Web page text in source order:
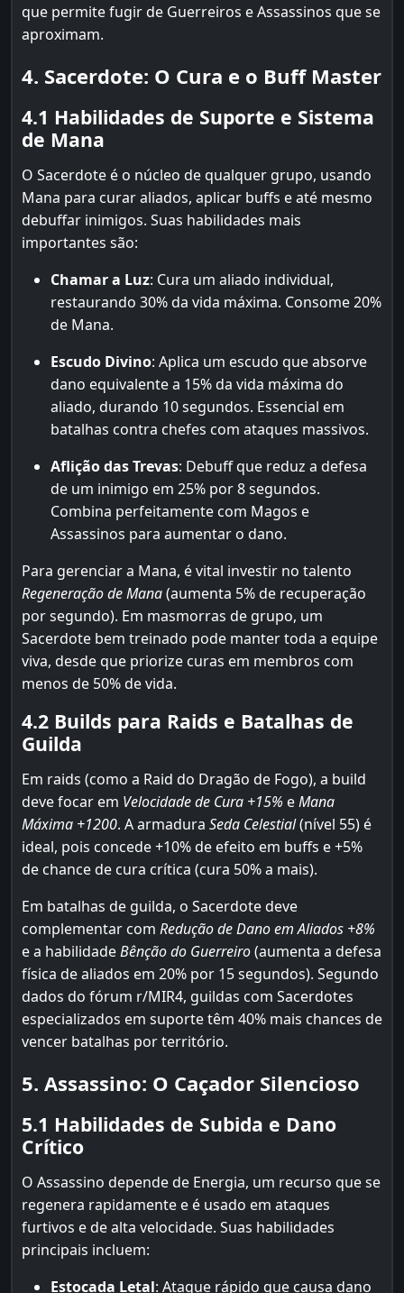
que permite fugir de Guerreiros e Assassinos que se
aproximam.
4. Sacerdote: O Cura e o Buff Master
4.1 Habilidades de Suporte e Sistema
de Mana
O Sacerdote é o núcleo de qualquer grupo, usando
Mana para curar aliados, aplicar buffs e até mesmo
debuffar inimigos. Suas habilidades mais
importantes são:
Chamar a Luz: Cura um aliado individual,
restaurando 30% da vida máxima. Consome 20%
de Mana.
Escudo Divino: Aplica um escudo que absorve
dano equivalente a 15% da vida máxima do
aliado, durando 10 segundos. Essencial em
batalhas contra chefes com ataques massivos.
Aflição das Trevas: Debuff que reduz a defesa
de um inimigo em 25% por 8 segundos.
Combina perfeitamente com Magos e
Assassinos para aumentar o dano.
Para gerenciar a Mana, é vital investir no talento
Regeneração de Mana(aumenta 5% de recuperação
por segundo). Em masmorras de grupo, um
Sacerdote bem treinado pode manter toda a equipe
viva, desde que priorize curas em membros com
menos de 50% de vida.
4.2 Builds para Raids e Batalhas de
Guilda
Em raids (como a Raid do Dragão de Fogo), a build
deve focar em Velocidade de Cura +15% eMana
Máxima +1200. A armadura Seda Celestial(nível 55) é
ideal, pois concede +10% de efeito em buffs e +5%
de chance de cura crítica (cura 50% a mais).
Em batalhas de guilda, o Sacerdote deve
complementar com Redução de Dano em Aliados +8%
e a habilidadeBênção do Guerreiro(aumenta a defesa
física de aliados em 20% por 15 segundos). Segundo
dados do fórum r/MIR4, guildas com Sacerdotes
especializados em suporte têm 40% mais chances de
vencer batalhas por território.
5. Assassino: O Caçador Silencioso
5.1 Habilidades de Subida e Dano
Crítico
O Assassino depende de Energia, um recurso que se
regenera rapidamente e é usado em ataques
furtivos e de alta velocidade. Suas habilidades
principais incluem:
Estocada Letal: Ataque rápido que causa dano